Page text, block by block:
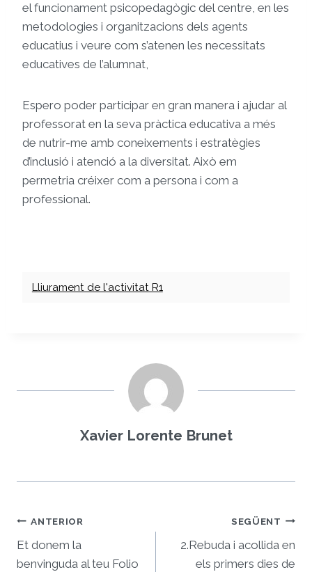
el funcionament psicopedagògic del centre, en les
metodologies i organitzacions dels agents
educatius i veure com s’atenen les necessitats
educatives de l’alumnat,
Espero poder participar en gran manera i ajudar al
professorat en la seva pràctica educativa a més
de nutrir-me amb coneixements i estratègies
d’inclusió i atenció a la diversitat. Això em
permetria créixer com a persona i com a
professional.
Lliurament de l'activitat R1
Xavier Lorente Brunet
Navegació
d'entrades
ANTERIOR
Et donem la
benvinguda al teu Folio
SEGÜENT
2.Rebuda i acollida en
els primers dies de